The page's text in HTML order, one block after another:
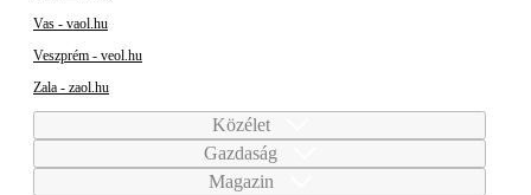
Vas - vaol.hu
Veszprém - veol.hu
Zala - zaol.hu
Közélet
Gazdaság
Magazin